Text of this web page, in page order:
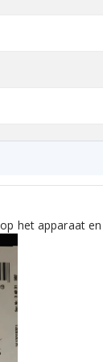
het apparaat